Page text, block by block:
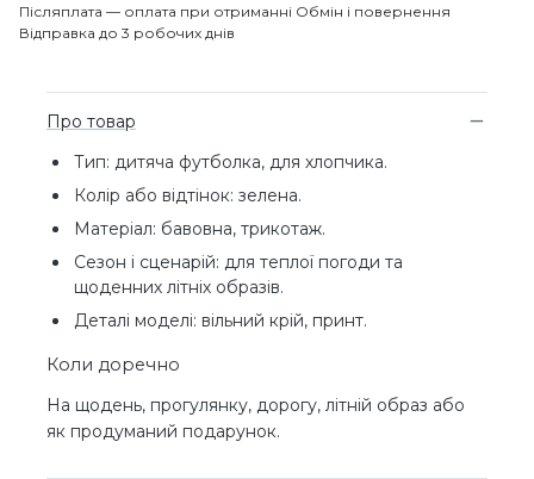
Післяплата — оплата при отриманні Обмін і повернення
Відправка до 3 робочих днів
Про товар
Тип: дитяча футболка, для хлопчика.
Колір або відтінок: зелена.
Матеріал: бавовна, трикотаж.
Сезон і сценарій: для теплої погоди та
щоденних літніх образів.
Деталі моделі: вільний крій, принт.
Коли доречно
На щодень, прогулянку, дорогу, літній образ або
як продуманий подарунок.